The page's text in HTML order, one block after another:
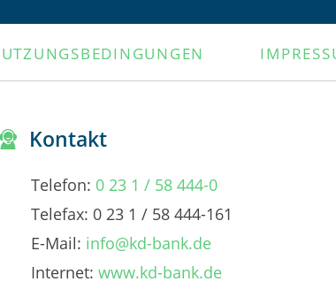
Kontakt
Telefon: 0 23 1 / 58 444-0
Telefax: 0 23 1 / 58 444-161
E-Mail: info@kd-bank.de
Internet:www.kd-bank.de